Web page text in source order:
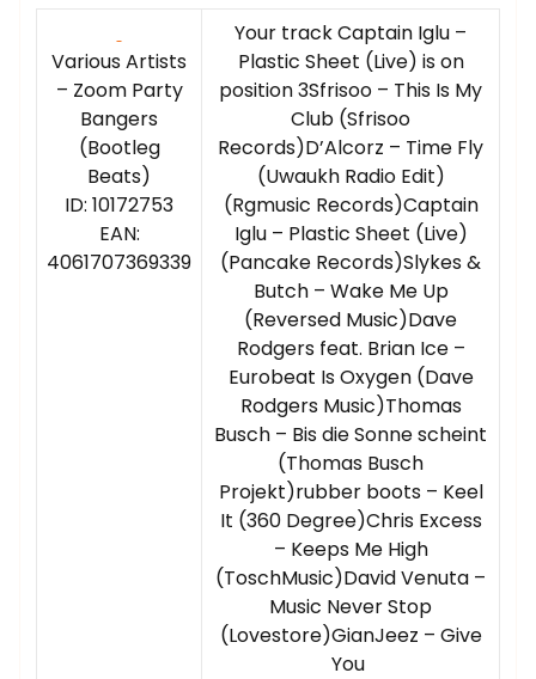
Various Artists
– Zoom Party
Bangers
(Bootleg
Beats)
ID: 10172753
EAN:
4061707369339
Your track Captain Iglu –
Plastic Sheet (Live) is on
position 3Sfrisoo – This Is My
Club (Sfrisoo
Records)D’Alcorz – Time Fly
(Uwaukh Radio Edit)
(Rgmusic Records)Captain
Iglu – Plastic Sheet (Live)
(Pancake Records)Slykes &
Butch – Wake Me Up
(Reversed Music)Dave
Rodgers feat. Brian Ice –
Eurobeat Is Oxygen (Dave
Rodgers Music)Thomas
Busch – Bis die Sonne scheint
(Thomas Busch
Projekt)rubber boots – Keel
It (360 Degree)Chris Excess
– Keeps Me High
(ToschMusic)David Venuta –
Music Never Stop
(Lovestore)GianJeez – Give
You